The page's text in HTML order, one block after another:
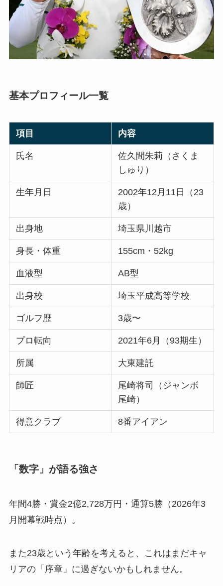
基本プロフィール一覧
項目 内容
氏名
佐久間朱莉（さくま
しゅり）
生年月日
2002年12月11日（23
歳）
出身地 埼玉県川越市
身長・体重 155cm・52kg
血液型 AB型
出身校 埼玉平成高等学校
ゴルフ歴 3歳〜
プロ転向 2021年6月（93期生）
所属 大東建託
師匠
尾崎将司（ジャンボ
尾崎）
得意クラブ 8番アイアン
「数字」が語る強さ
年間4勝・賞金2億2,728万円・通算5勝（2026年3
月開幕戦時点）。
また23歳という年齢を考えると、これはまだキャ
リアの「序章」に過ぎないかもしれません。